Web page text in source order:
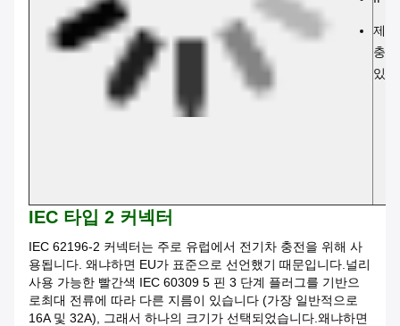
제
충
있
IEC 타입 2 커넥터
IEC 62196-2 커넥터는 주로 유럽에서 전기차 충전을 위해 사
용됩니다. 왜냐하면 EU가 표준으로 선언했기 때문입니다.널리
사용 가능한 빨간색 IEC 60309 5 핀 3 단계 플러그를 기반으
로최대 전류에 따라 다른 지름이 있습니다 (가장 일반적으로
16A 및 32A), 그래서 하나의 크기가 선택되었습니다.왜냐하면